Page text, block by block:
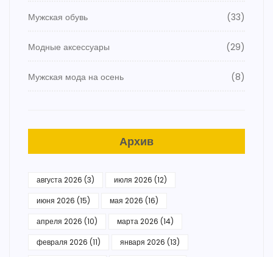
Мужская обувь (33)
Модные аксессуары (29)
Мужская мода на осень (8)
Архив
августа 2026 (3) июля 2026 (12)
июня 2026 (15) мая 2026 (16)
апреля 2026 (10) марта 2026 (14)
февраля 2026 (11) января 2026 (13)